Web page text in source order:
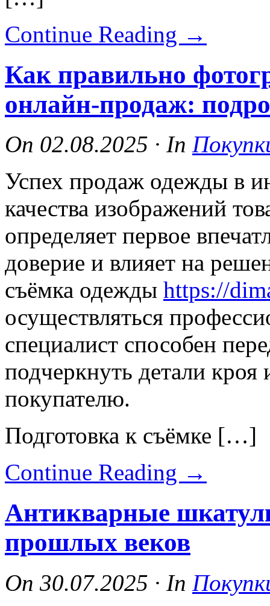
Continue Reading →
Как правильно
онлайн-продаж:
On 02.08.2025 · In
Успех продаж одежды в
качества изображений
определяет первое
доверие и влияет на
съёмка одежды https://
осуществляться
специалист способен
подчеркнуть детали кроя
покупателю.
Подготовка к съёмке […]
Continue Reading →
Антикварные
прошлых веков
On 30.07.2025 · In